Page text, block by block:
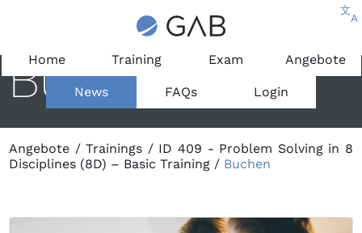
文
A
Home Training Exam Angebote
News FAQs Login
Buchen
Angebote /Trainings / ID 409 - Problem Solving in 8
Disciplines (8D) – Basic Training / Buchen